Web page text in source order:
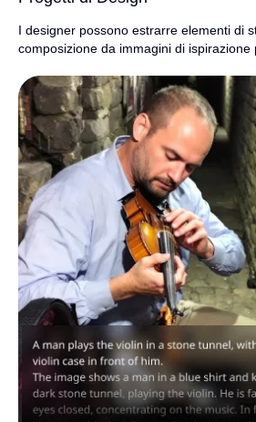
I designer possono estrarre elementi di
composizione da immagini di ispirazione